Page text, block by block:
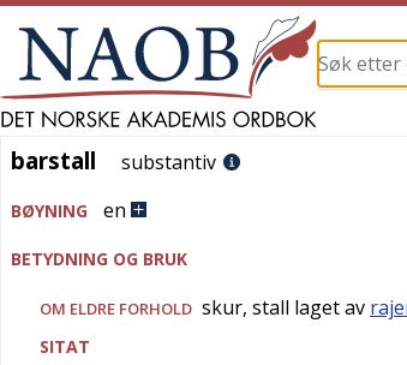
barstall
barstall substantiv
BØYNING en
BETYDNING OG BRUK
OM ELDRE FORHOLD skur, stall laget av
SITAT